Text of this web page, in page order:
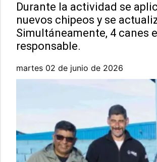
Durante la actividad se
nuevos chipeos y se
Simultáneamente, 4 canes
responsable.
martes 02 de junio de 2026